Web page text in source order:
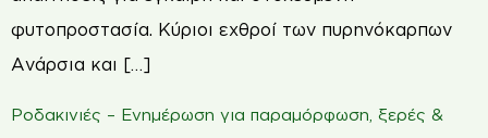
φυτοπροστασία. Κύριοι εχθροί των πυρηνόκαρπων
Ανάρσια και […]
Ροδακινιές – Ενημέρωση για παραμόρφωση, ξερές &